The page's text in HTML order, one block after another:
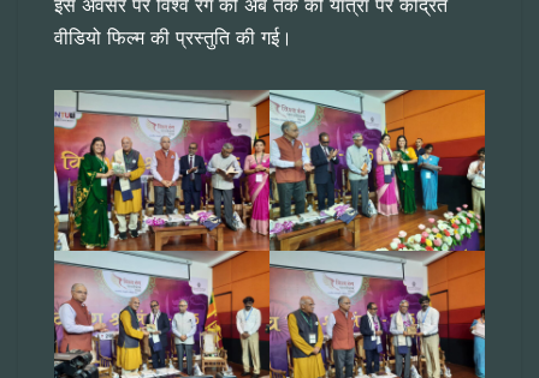
इस अवसर पर विश्व रंग की अब तक की यात्रा पर केंद्रित
वीडियो फिल्म की प्रस्तुति की गई।